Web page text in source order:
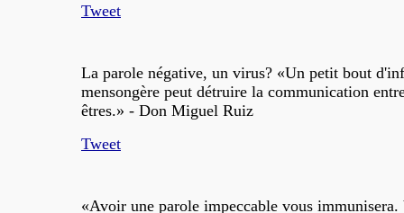
Tweet
La parole négative, un virus? «Un petit bout
mensongère peut détruire la communication
êtres.» - Don Miguel Ruiz
Tweet
«Avoir une parole impeccable vous immunisera.